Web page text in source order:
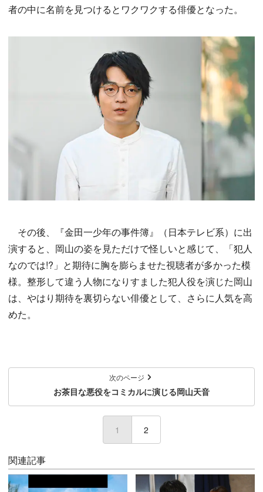
者の中に名前を見つけるとワクワクする俳優となった。
その後、『金田一少年の事件簿』（日本テレビ系）に出
演すると、岡山の姿を見ただけで怪しいと感じて、「犯人
なのでは!?」と期待に胸を膨らませた視聴者が多かった模
様。整形して違う人物になりすました犯人役を演じた岡山
は、やはり期待を裏切らない俳優として、さらに人気を高
めた。
次のページ
お茶目な悪役をコミカルに演じる岡山天音
1 (current)
2
関連記事